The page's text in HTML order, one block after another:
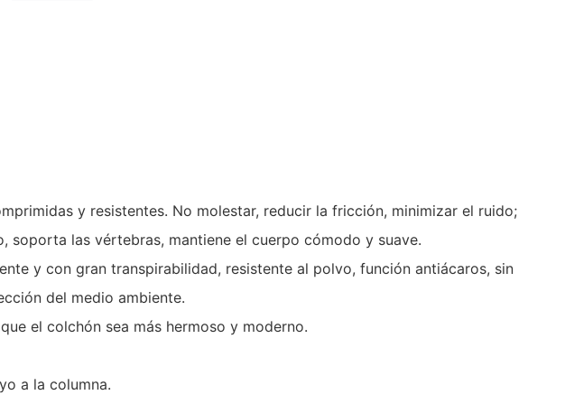
y resistentes. No molestar, reducir la fricción, minimizar el ruido;
soporta las vértebras, mantiene el cuerpo cómodo y suave.
y con gran transpirabilidad, resistente al polvo, función antiácaros, sin
del medio ambiente.
el colchón sea más hermoso y moderno.
a la columna.